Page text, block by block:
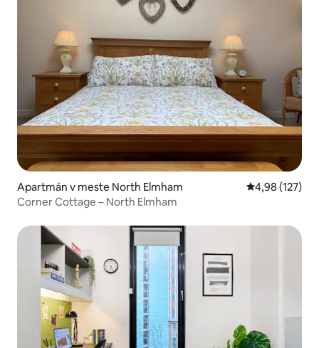
Apartmán v meste North Elmham Priemerné
4,98 (127)
Corner Cottage – North Elmham